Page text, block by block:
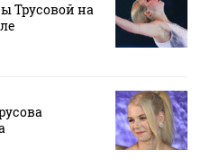
Трусовой на